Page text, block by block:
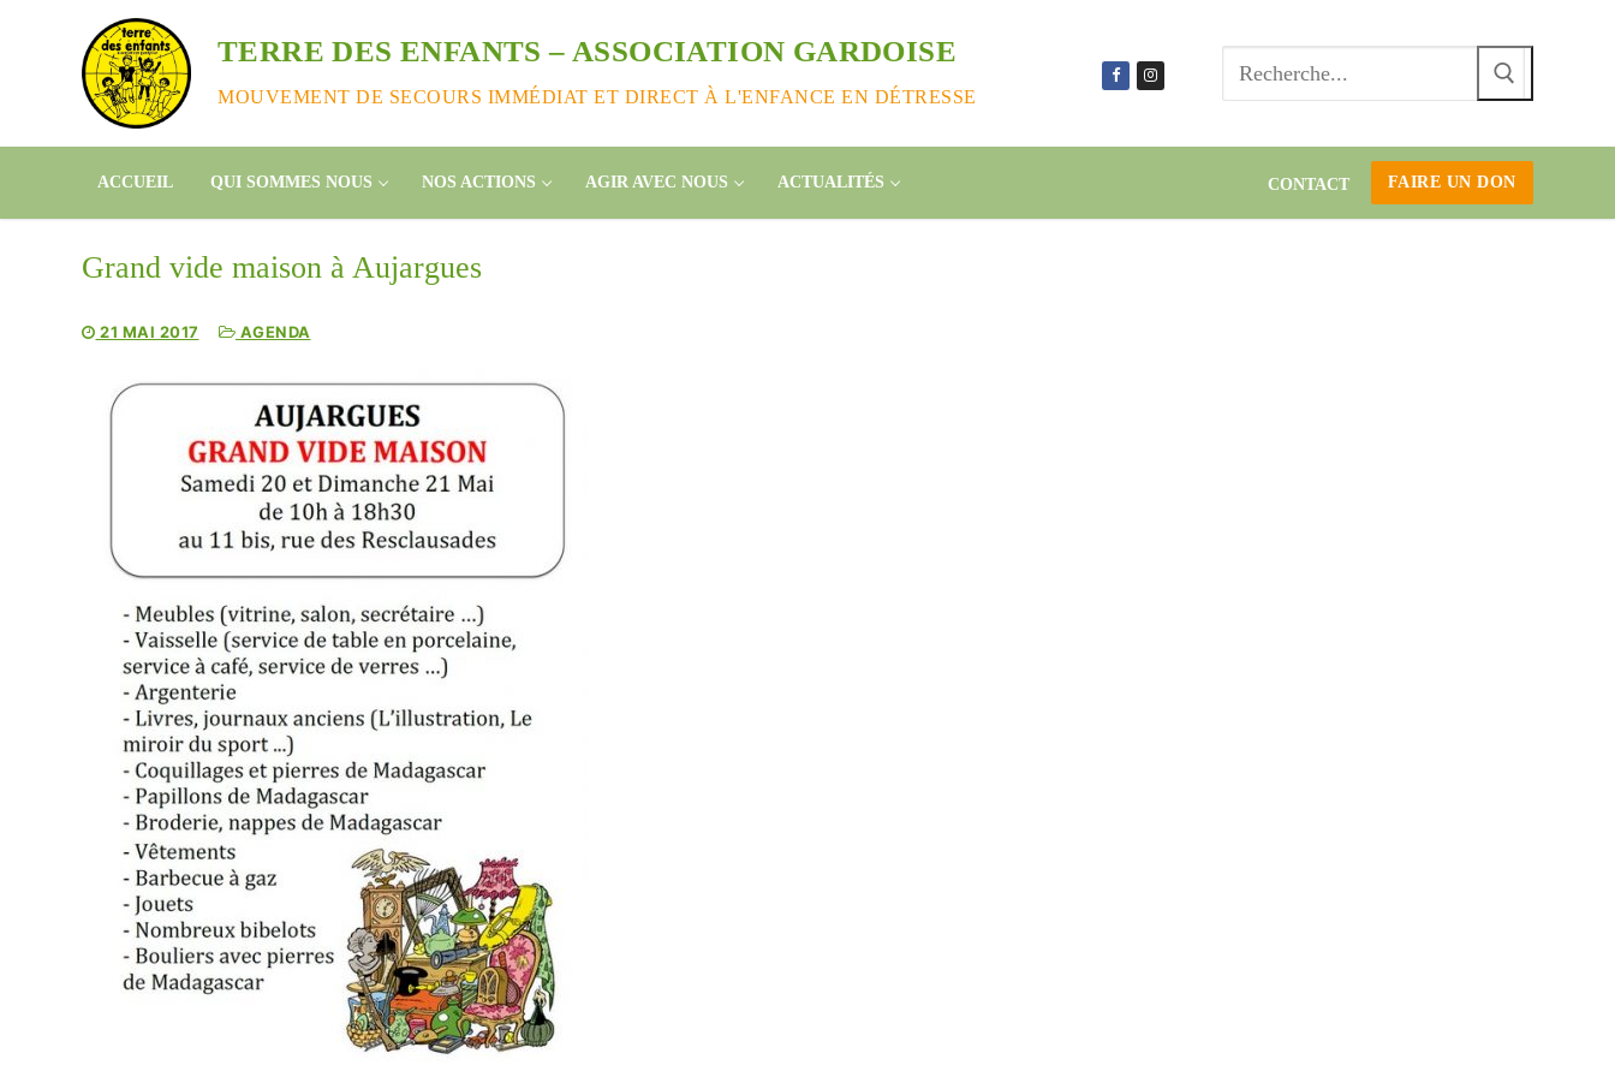
contenu
TERRE DES ENFANTS – ASSOCIATION GARDOISE
MOUVEMENT DE SECOURS IMMÉDIAT ET DIRECT À L'ENFANCE EN DÉTRESSE
ACCUEIL QUI SOMMES NOUS NOS ACTIONS AGIR AVEC NOUS ACTUALITÉS CONTACT FAIRE UN DON
Grand vide maison à Aujargues
21 MAI 2017 AGENDA
Cyclone à Tamatave : mobilisons-nous !
https://www.helloasso.com/associations/association-gardoise-terre-des-
Mme Poulet, 165 rue Jean Monnet, 30310 VERGEZE
ou nous réclamer un rib si vous souhaitez faire un virement ( à
contact@terredesenfants.fr)
vidéo